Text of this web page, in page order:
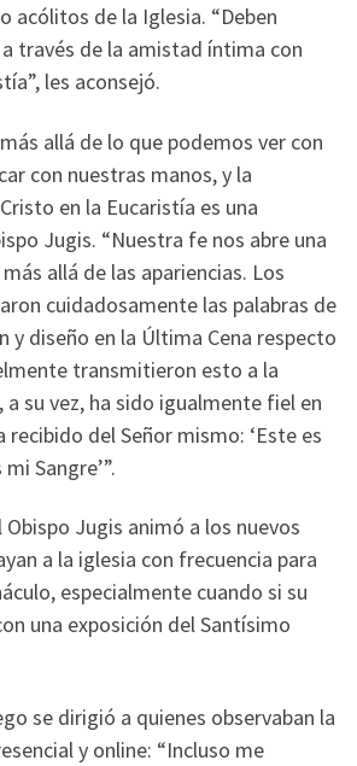
acólitos de la Iglesia. “Deben
través de la amistad íntima con
les aconsejó.
allá de lo que podemos ver con
con nuestras manos, y la
en la Eucaristía es una
Jugis. “Nuestra fe nos abre una
allá de las apariencias. Los
cuidadosamente las palabras de
y diseño en la Última Cena respecto
transmitieron esto a la
a su vez, ha sido igualmente fiel en
recibido del Señor mismo: ‘Este es
Sangre’”.
Obispo Jugis animó a los nuevos
a la iglesia con frecuencia para
especialmente cuando si su
una exposición del Santísimo
se dirigió a quienes observaban la
y online: “Incluso me